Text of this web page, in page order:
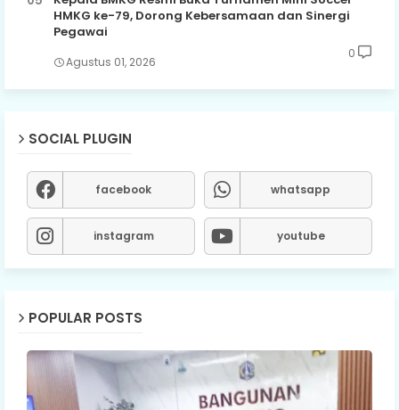
HMKG ke-79, Dorong Kebersamaan dan Sinergi
Pegawai
Agustus 01, 2026
0
SOCIAL PLUGIN
facebook whatsapp
instagram youtube
POPULAR POSTS